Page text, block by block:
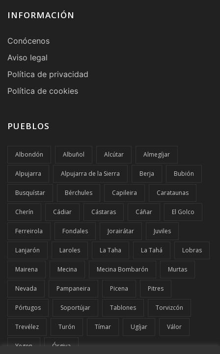
INFORMACIÓN
Conócenos
Aviso legal
Política de privacidad
Política de cookies
PUEBLOS
Albondón Albuñol Alcútar Almegíjar
Alpujarra Alpujarra de la Sierra Berja Bubión
Busquístar Bérchules Capileira Carataunas
Cherín Cádiar Cástaras Cáñar El Golco
Ferreirola Fondales Jorairátar Juviles
Lanjarón Laroles La Taha La Tahá Lobras
Mairena Mecina Mecina Bombarón Murtas
Nevada Pampaneira Picena Pitres
Pórtugos Soportújar Tablones Torvizcón
Trevélez Turón Tímar Ugíjar Válor
Yegen Órgiva